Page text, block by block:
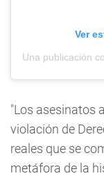
Ver
"Los asesinatos
violación de
reales que se
metáfora de la